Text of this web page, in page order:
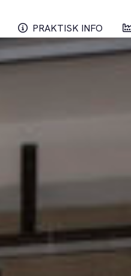
PRAKTISK INFO